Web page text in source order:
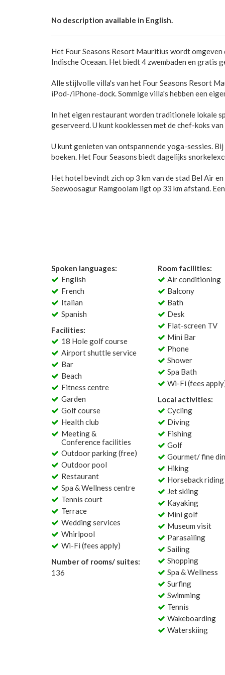
No description available in English.
Het Four Seasons Resort Mauritius wordt
Indische Oceaan. Het biedt 4 zwembaden en gratis
Alle stijlvolle villa's van het Four Seasons Resort
iPod-/iPhone-dock. Sommige villa's hebben een
In het eigen restaurant worden traditionele lokale
geserveerd. U kunt kooklessen met de chef-koks
U kunt genieten van ontspannende yoga-sessies.
boeken. Het Four Seasons biedt dagelijks
Het hotel bevindt zich op 3 km van de stad Bel Air
Seewoosagur Ramgoolam ligt op 33 km afstand.
Spoken languages:
English
French
Italian
Spanish
Facilities:
18 Hole golf course
Airport shuttle service
Bar
Beach
Fitness centre
Garden
Golf course
Health club
Meeting &
Conference facilities
Outdoor parking (free)
Outdoor pool
Restaurant
Spa & Wellness centre
Tennis court
Terrace
Wedding services
Whirlpool
Wi-Fi (fees apply)
Number of rooms/ suites:
136
Room facilities:
Air conditioning
Balcony
Bath
Desk
Flat-screen TV
Mini Bar
Phone
Shower
Spa Bath
Wi-Fi (fees
Local activities:
Cycling
Diving
Fishing
Golf
Gourmet/ fine
Hiking
Horseback riding
Jet skiing
Kayaking
Mini golf
Museum visit
Parasailing
Sailing
Shopping
Spa & Wellness
Surfing
Swimming
Tennis
Wakeboarding
Waterskiing